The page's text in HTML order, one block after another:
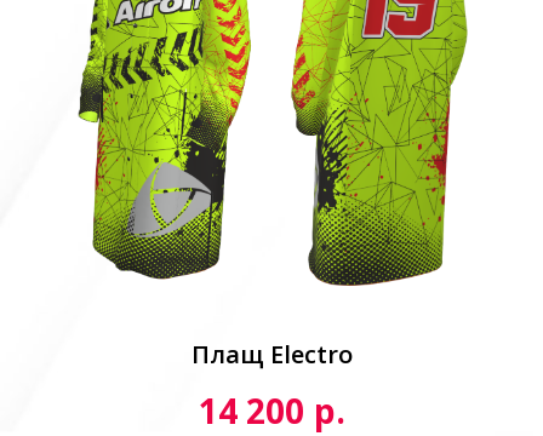
Плащ Electro
14 200 р.